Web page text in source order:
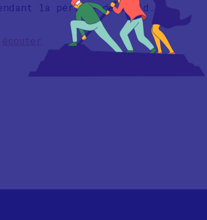
la période de Covid.
écouter